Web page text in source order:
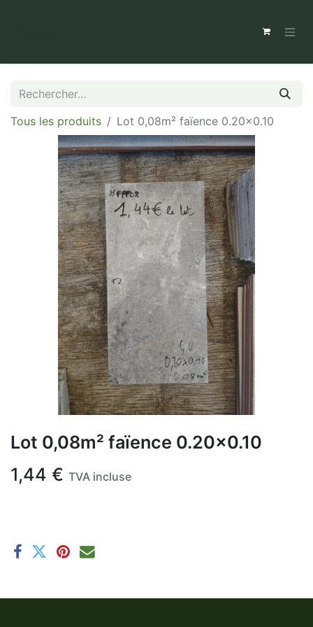
Tous les produits Lot 0,08m² faïence 0.20x0.10
Lot 0,08m² faïence 0.20x0.10
1,44 € TVA incluse